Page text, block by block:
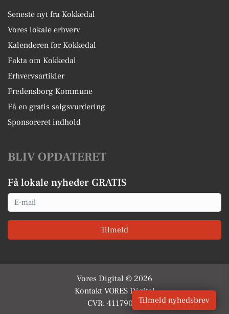
Seneste nyt fra Kokkedal
Vores lokale erhverv
Kalenderen for Kokkedal
Fakta om Kokkedal
Erhvervsartikler
Fredensborg Kommune
Få en gratis salgsvurdering
Sponsoreret indhold
BLIV OPDATERET
Få lokale nyheder GRATIS
Email
Tilmeld
Vores Digital © 2026
Kontakt VORES Digital
CVR: 41179082Tilmeld nyhedsbrev